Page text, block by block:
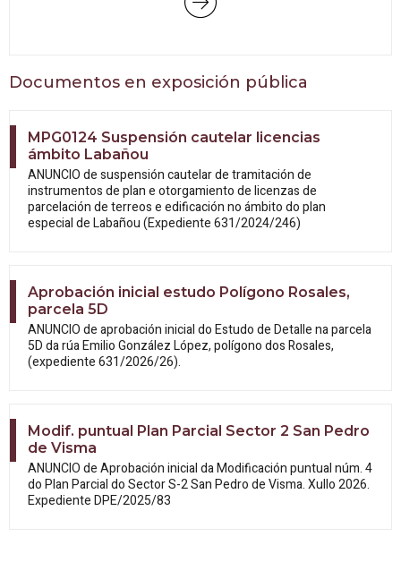
Documentos en exposición pública
MPG0124 Suspensión cautelar licencias
ámbito Labañou
ANUNCIO de suspensión cautelar de tramitación de
instrumentos de plan e otorgamiento de licenzas de
parcelación de terreos e edificación no ámbito do plan
especial de Labañou (Expediente 631/2024/246)
Aprobación inicial estudo Polígono Rosales,
parcela 5D
ANUNCIO de aprobación inicial do Estudode Detalle na parcela
5D da rúa Emilio González López, polígono dos Rosales,
(expediente 631/2026/26).
Modif. puntual Plan Parcial Sector 2 San Pedro
de Visma
ANUNCIO de Aprobación inicial daModificación puntual núm. 4
do Plan Parcial do Sector S-2 San Pedro de Visma. Xullo 2026.
Expediente DPE/2025/83